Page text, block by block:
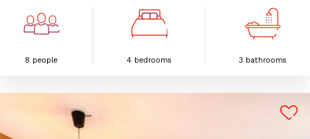
8 people 4 bedrooms 3 bathrooms